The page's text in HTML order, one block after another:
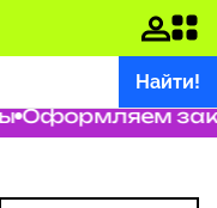
Найти!
Оформляем